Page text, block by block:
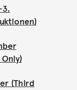
3.
(Third